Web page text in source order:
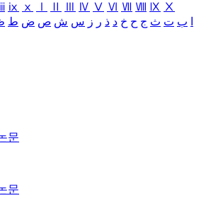
ⅸ ⅹ Ⅳ Ⅴ Ⅵ Ⅶ Ⅷ Ⅸ Ⅹ
ب ت ث ج ح خ د ذ ر ز س ش ص ض ط
문
문